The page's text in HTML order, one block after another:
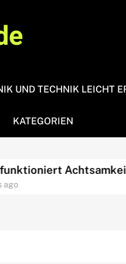
UND TECHNIK LEICHT
KATEGORIEN
Achtsamkeit?